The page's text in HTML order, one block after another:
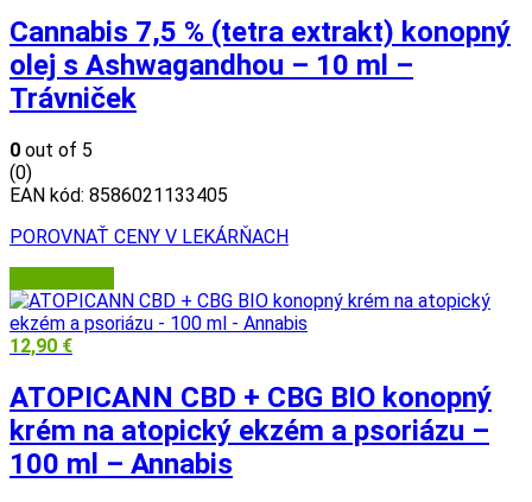
Cannabis 7,5 % (tetra extrakt) konopný
olej s Ashwagandhou – 10 ml –
Trávniček
0 out of 5
(0)
EAN kód: 8586021133405
POROVNAŤ CENY V LEKÁRŇACH
12,90 €
ATOPICANN CBD + CBG BIO konopný
krém na atopický ekzém a psoriázu –
100 ml – Annabis